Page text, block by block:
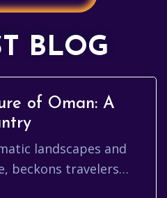
BLOG
of Oman: A
landscapes and
beckons travelers
of ancient traditions